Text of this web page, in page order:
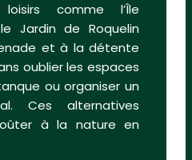
comme l’Île
Jardin de Roquelin
et à la détente
oublier les espaces
ou organiser un
Ces alternatives
à la nature en